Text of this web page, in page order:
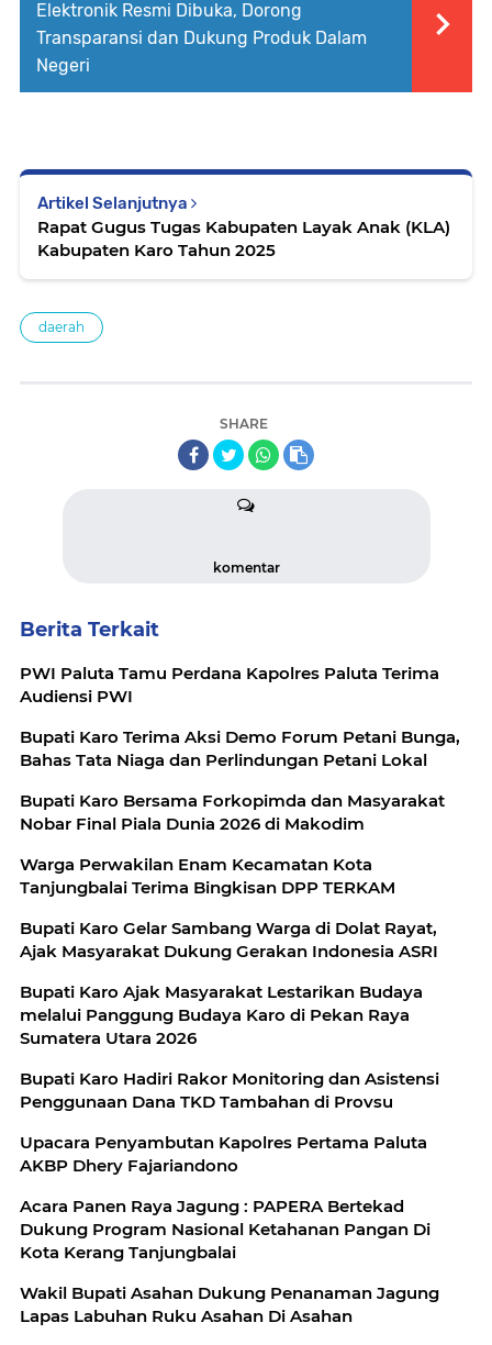
Elektronik Resmi Dibuka, Dorong
Transparansi dan Dukung Produk Dalam
Negeri
Artikel Selanjutnya
Rapat Gugus Tugas Kabupaten Layak Anak (KLA)
Kabupaten Karo Tahun 2025
daerah
SHARE
komentar
Berita Terkait
PWI Paluta Tamu Perdana Kapolres Paluta Terima
Audiensi PWI
Bupati Karo Terima Aksi Demo Forum Petani Bunga,
Bahas Tata Niaga dan Perlindungan Petani Lokal
Bupati Karo Bersama Forkopimda dan Masyarakat
Nobar Final Piala Dunia 2026 di Makodim
Warga Perwakilan Enam Kecamatan Kota
Tanjungbalai Terima Bingkisan DPP TERKAM
Bupati Karo Gelar Sambang Warga di Dolat Rayat,
Ajak Masyarakat Dukung Gerakan Indonesia ASRI
Bupati Karo Ajak Masyarakat Lestarikan Budaya
melalui Panggung Budaya Karo di Pekan Raya
Sumatera Utara 2026
Bupati Karo Hadiri Rakor Monitoring dan Asistensi
Penggunaan Dana TKD Tambahan di Provsu
Upacara Penyambutan Kapolres Pertama Paluta
AKBP Dhery Fajariandono
Acara Panen Raya Jagung : PAPERA Bertekad
Dukung Program Nasional Ketahanan Pangan Di
Kota Kerang Tanjungbalai
Wakil Bupati Asahan Dukung Penanaman Jagung
Lapas Labuhan Ruku Asahan Di Asahan